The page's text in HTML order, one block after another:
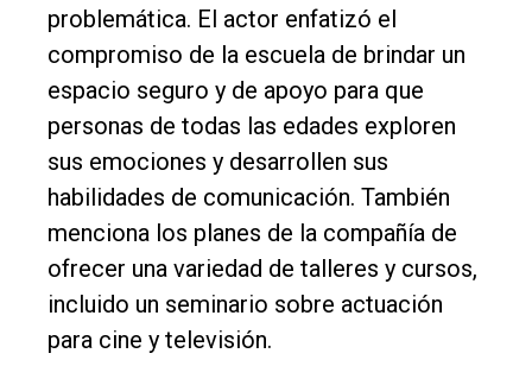
problemática. El actor enfatizó el
compromiso de la escuela de brindar un
espacio seguro y de apoyo para que
personas de todas las edades exploren
sus emociones y desarrollen sus
habilidades de comunicación. También
menciona los planes de la compañía de
ofrecer una variedad de talleres y cursos,
incluido un seminario sobre actuación
para cine y televisión.